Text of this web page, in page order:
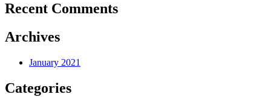
Recent Comments
Archives
January 2021
Categories